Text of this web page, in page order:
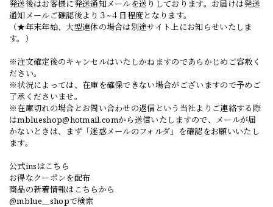
発送後はお客様に発送通知メールを送りしております。お届けは発送
通知メールご確認後より３~４日程度となります。
（★年末年始、大型連休の場合は別途サイト上にお知らせいたしま
す。）
※注文確定後のキャンセルはいたしかねますのであらかじめご容赦く
ださい。
※状況によっては、在庫を確保できない場合がございますので予めご
了承くださいませ。
※在庫切れの場合とお問い合わせの返信という当社よりご連絡する際
はmblueshop@hotmail.comから送信いたしますので、メールが届
かないときは、まず「迷惑メールのフォルダ」を確認をお願いいたし
ます。
公式insはこちら
お得なクーポンを配布
商品の新着情報はこちらから
@mblue__shopで検索